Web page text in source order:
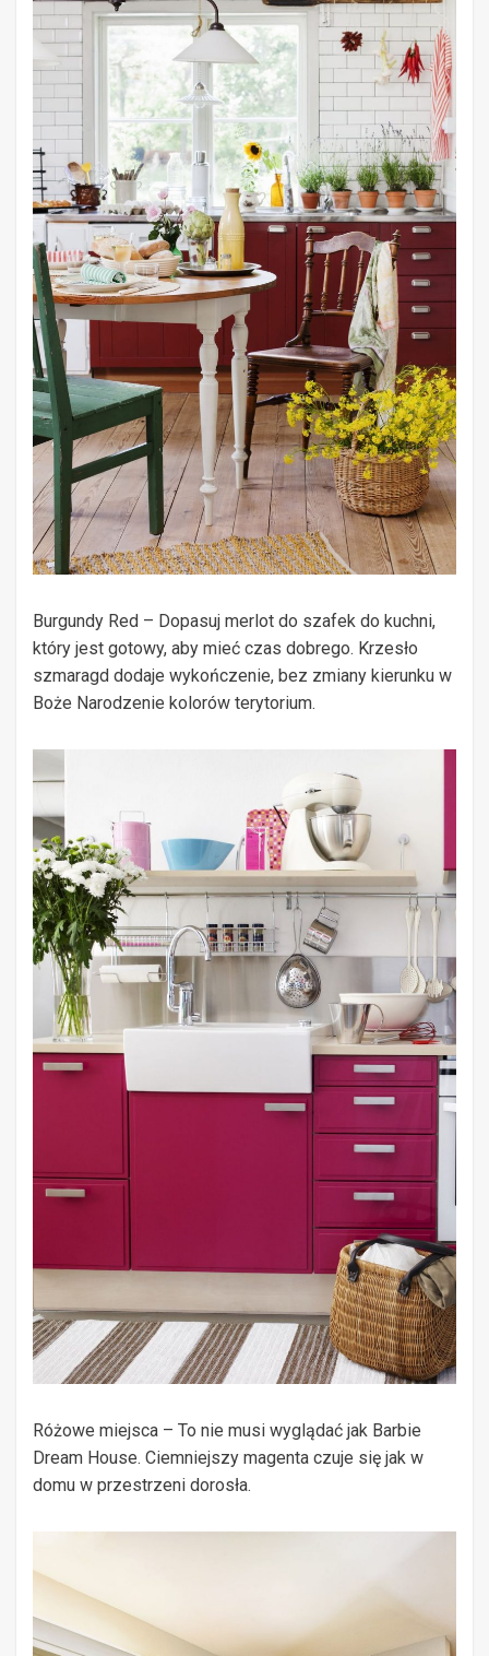
Burgundy Red – Dopasuj merlot do szafek do kuchni,
który jest gotowy, aby mieć czas dobrego. Krzesło
szmaragd dodaje wykończenie, bez zmiany kierunku w
Boże Narodzenie kolorów terytorium.
Różowe miejsca – To nie musi wyglądać jak Barbie
Dream House. Ciemniejszy magenta czuje się jak w
domu w przestrzeni dorosła.